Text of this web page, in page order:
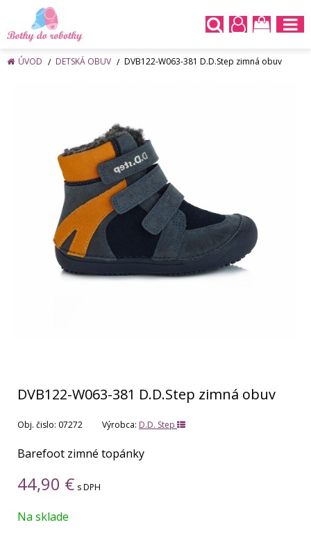
ÚVOD DETSKÁ OBUV DVB122-W063-381 D.D.Step zimná obuv
DVB122-W063-381 D.D.Step zimná obuv
Obj. čislo: 07272 Výrobca: D.D. Step
Barefoot zimné topánky
44,90 € s DPH
Na sklade